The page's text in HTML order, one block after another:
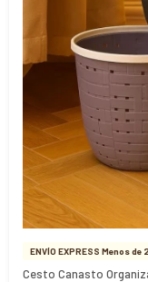
ENVÍO EXPRESS Menos de
Cesto Canasto